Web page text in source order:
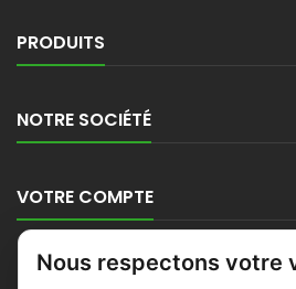
PRODUITS
NOTRE SOCIÉTÉ
VOTRE COMPTE
CONTACT
Nous respectons votre